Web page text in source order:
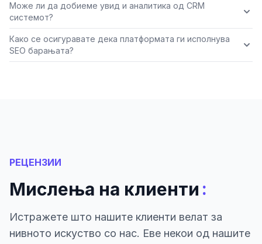
Може ли да добиеме увид и аналитика од CRM
системот?
Како се осигуравате дека платформата ги исполнува
SEO барањата?
РЕЦЕНЗИИ
Мислења на клиенти :
Истражете што нашите клиенти велат за
нивното искуство со нас. Еве некои од нашите